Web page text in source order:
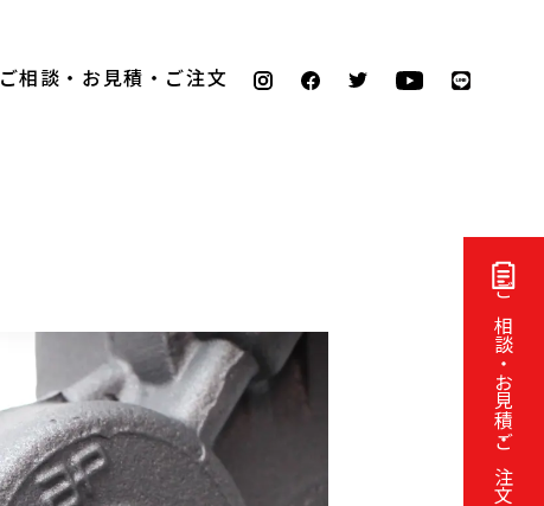
ご相談・お見積・ご注文
ご相談・お見積・ご注文